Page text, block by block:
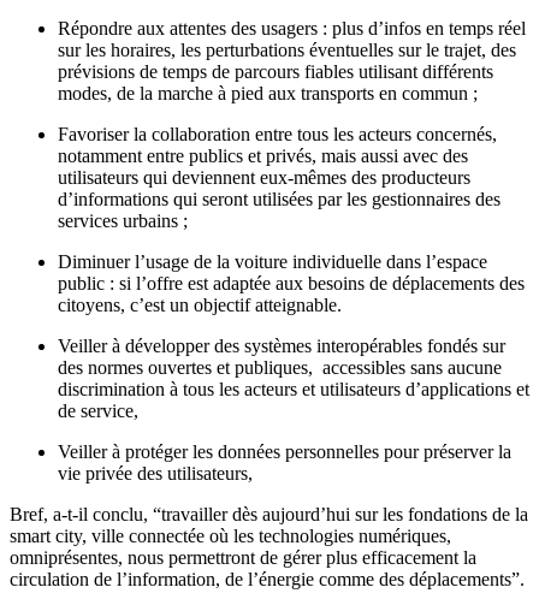
Répondre aux attentes des usagers : plus d’infos en temps réel
sur les horaires, les perturbations éventuelles sur le trajet, des
prévisions de temps de parcours fiables utilisant différents
modes, de la marche à pied aux transports en commun ;
Favoriser la collaboration entre tous les acteurs concernés,
notamment entre publics et privés, mais aussi avec des
utilisateurs qui deviennent eux-mêmes des producteurs
d’informations qui seront utilisées par les gestionnaires des
services urbains ;
Diminuer l’usage de la voiture individuelle dans l’espace
public : si l’offre est adaptée aux besoins de déplacements des
citoyens, c’est un objectif atteignable.
Veiller à développer des systèmes interopérables fondés sur
des normes ouvertes et publiques, accessibles sans aucune
discrimination à tous les acteurs et utilisateurs d’applications et
de service,
Veiller à protéger les données personnelles pour préserver la
vie privée des utilisateurs,
Bref, a-t-il conclu, “travailler dès aujourd’hui sur les fondations de la
smart city, ville connectée où les technologies numériques,
omniprésentes, nous permettront de gérer plus efficacement la
circulation de l’information, de l’énergie comme des déplacements”.